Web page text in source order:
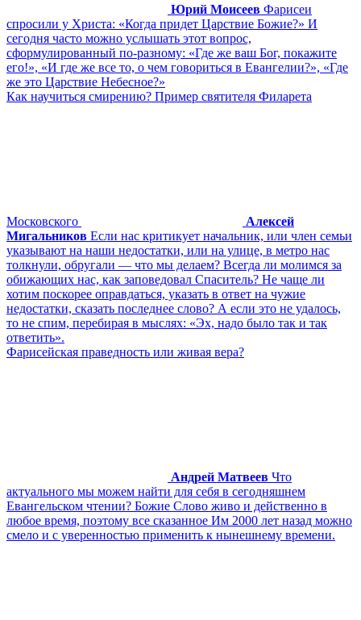
Юрий Моисеев Фарисеи
спросили у Христа: «Когда придет Царствие Божие?» И
сегодня часто можно услышать этот вопрос,
сформулированный по-разному: «Где же ваш Бог, покажите
его!», «И где же все то, о чем говориться в Евангелии?», «Где
же это Царствие Небесное?»
Как научиться смирению? Пример святителя Филарета
Московского
Алексей
Мигальников Если нас критикует начальник, или член семьи
указывают на наши недостатки, или на улице, в метро нас
толкнули, обругали — что мы делаем? Всегда ли молимся за
обижающих нас, как заповедовал Спаситель? Не чаще ли
хотим поскорее оправдаться, указать в ответ на чужие
недостатки, сказать последнее слово? А если это не удалось,
то не спим, перебирая в мыслях: «Эх, надо было так и так
ответить».
Фарисейская праведность или живая вера?
Андрей Матвеев Что
актуального мы можем найти для себя в сегодняшнем
Евангельском чтении? Божие Слово живо и действенно в
любое время, поэтому все сказанное Им 2000 лет назад можно
смело и с уверенностью применить к нынешнему времени.